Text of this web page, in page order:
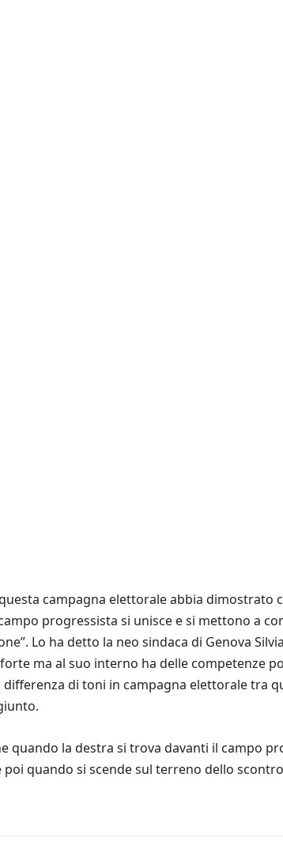
campagna elettorale abbia
progressista si unisce e si mettono a
Lo ha detto la neo sindaca di Genova
ma al suo interno ha delle competenze
di toni in campagna elettorale tra
quando la destra si trova davanti il campo
quando si scende sul terreno dello